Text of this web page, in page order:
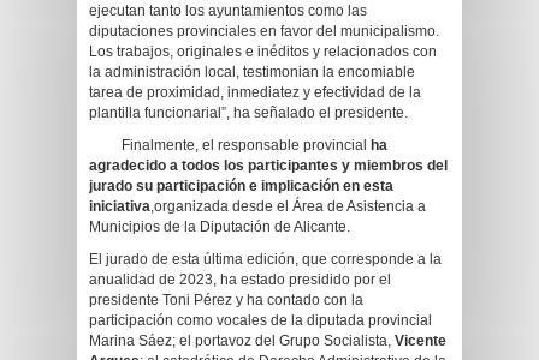
ejecutan tanto los ayuntamientos como las
diputaciones provinciales en favor del municipalismo.
Los trabajos, originales e inéditos y relacionados con
la administración local, testimonian la encomiable
tarea de proximidad, inmediatez y efectividad de la
plantilla funcionarial”, ha señalado el presidente.
Finalmente, el responsable provincial ha
agradecido a todos los participantes y miembros del
jurado su participación e implicación en esta
iniciativa,organizada desde el Área de Asistencia a
Municipios de la Diputación de Alicante.
El jurado de esta última edición, que corresponde a la
anualidad de 2023, ha estado presidido por el
presidente Toni Pérez y ha contado con la
participación como vocales de la diputada provincial
Marina Sáez; el portavoz del Grupo Socialista, Vicente